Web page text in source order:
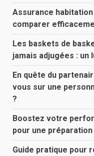
Assurance
comparer
Les baskets de
jamais adjugées : un
En quête du
vous sur une
?
Boostez votre
pour une
Guide pratique pour